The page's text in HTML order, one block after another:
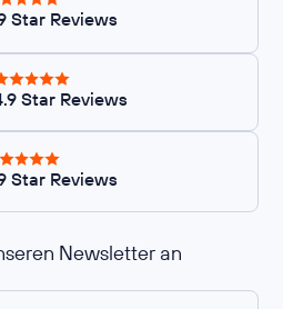
Star Reviews
Star Reviews
Star Reviews
Newsletter an